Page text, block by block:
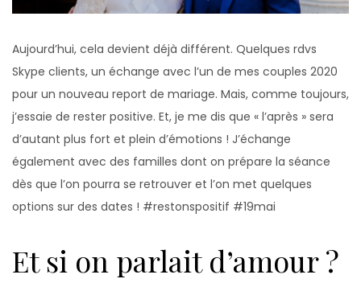
Aujourd’hui, cela devient déjà différent. Quelques rdvs
Skype clients, un échange avec l’un de mes couples 2020
pour un nouveau report de mariage. Mais, comme toujours,
j’essaie de rester positive. Et, je me dis que « l’après » sera
d’autant plus fort et plein d’émotions ! J’échange
également avec des familles dont on prépare la séance
dès que l’on pourra se retrouver et l’on met quelques
options sur des dates ! #restonspositif #19mai
Et si on parlait d’amour ?